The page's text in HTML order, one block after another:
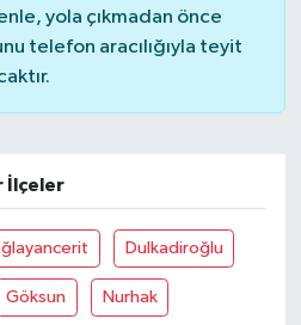
yola çıkmadan önce
telefon aracılığıyla teyit
İlçeler
Dulkadiroğlu
Göksun Nurhak